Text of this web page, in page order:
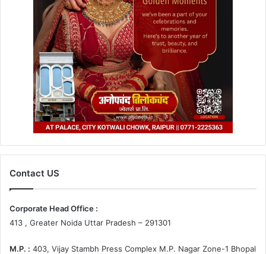
Contact US
Corporate Head Office :
413 , Greater Noida Uttar Pradesh – 291301
M.P. : 403, Vijay Stambh Press Complex M.P. Nagar Zone-1 Bhopal